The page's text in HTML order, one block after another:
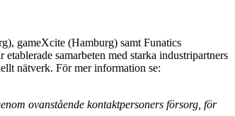
gameXcite (Hamburg) samt Funatics
samarbeten med starka industripartners
nätverk. För mer information se:
ovanstående kontaktpersoners försorg, för